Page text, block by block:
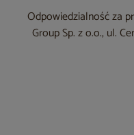
Odpowiedzialność za
Group Sp. z o.o., ul.